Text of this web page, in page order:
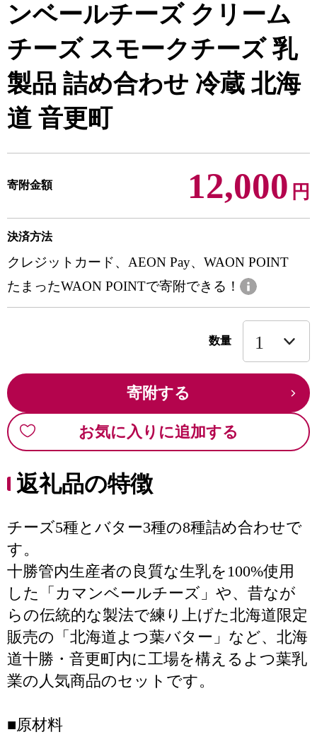
ンベールチーズ クリーム
チーズ スモークチーズ 乳
製品 詰め合わせ 冷蔵 北海
道 音更町
寄附金額 12,000 円
決済方法
クレジットカード、AEON Pay、WAON POINT
たまったWAON POINTで寄附できる！
数量
寄附する
お気に入りに追加する
返礼品の特徴
チーズ5種とバター3種の8種詰め合わせで
す。
十勝管内生産者の良質な生乳を100%使用
した「カマンベールチーズ」や、昔なが
らの伝統的な製法で練り上げた北海道限定
販売の「北海道よつ葉バター」など、北海
道十勝・音更町内に工場を構えるよつ葉乳
業の人気商品のセットです。
■原材料